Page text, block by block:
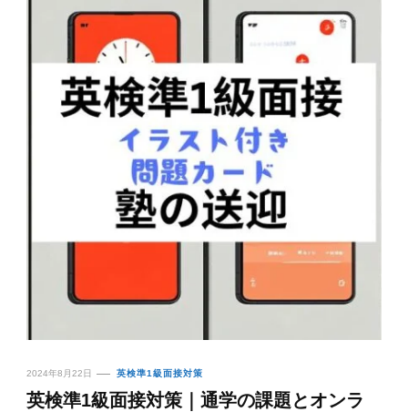
2024年8月22日 英検準1級面接対策
英検準1級面接対策｜通学の課題とオンラ